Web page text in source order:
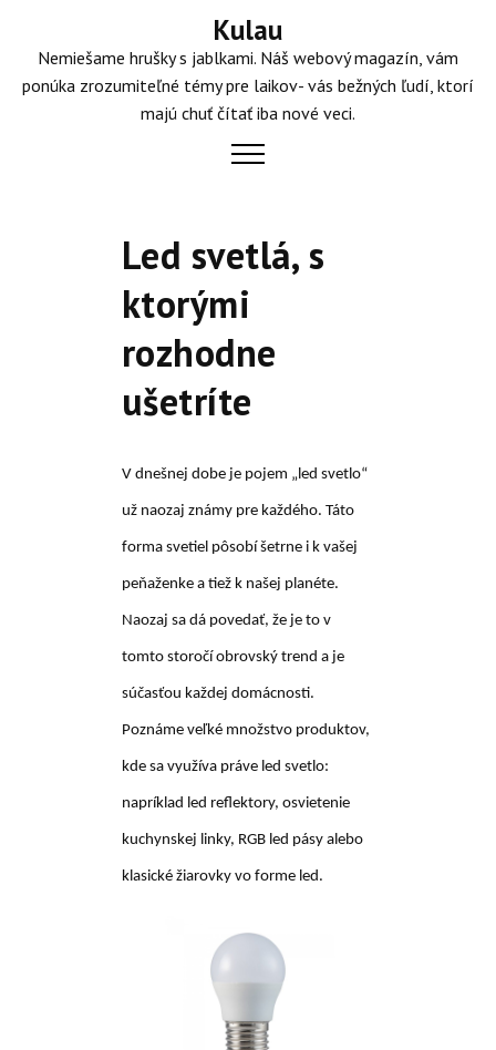
content
Kulau
Nemiešame hrušky s jablkami. Náš webový magazín, vám
ponúka zrozumiteľné témy pre laikov- vás bežných ľudí, ktorí
majú chuť čítať iba nové veci.
Led svetlá, s
ktorými
rozhodne
ušetríte
V dnešnej dobe je pojem „led svetlo“
už naozaj známy pre každého. Táto
forma svetiel pôsobí šetrne i k vašej
peňaženke a tiež k našej planéte.
Naozaj sa dá povedať, že je to v
tomto storočí obrovský trend a je
súčasťou každej domácnosti.
Poznáme veľké množstvo produktov,
kde sa využíva práve led svetlo:
napríklad led reflektory, osvietenie
kuchynskej linky, RGB led pásy alebo
klasické žiarovky vo forme led.